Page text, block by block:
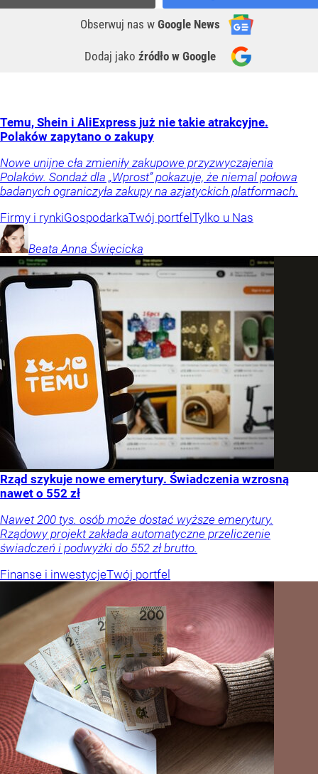
Obserwuj nas w Google News
Dodaj jako źródło w Google
Temu, Shein i AliExpress już nie takie atrakcyjne.
Polaków zapytano o zakupy
Nowe unijne cła zmieniły zakupowe przyzwyczajenia
Polaków. Sondaż dla „Wprost” pokazuje, że niemal połowa
badanych ograniczyła zakupy na azjatyckich platformach.
Firmy i rynkiGospodarkaTwój portfel Tylko u Nas
Beata Anna Święcicka
Rząd szykuje nowe emerytury. Świadczenia wzrosną
nawet o 552 zł
Nawet 200 tys. osób może dostać wyższe emerytury.
Rządowy projekt zakłada automatyczne przeliczenie
świadczeń i podwyżki do 552 zł brutto.
Finanse i inwestycjeTwój portfel